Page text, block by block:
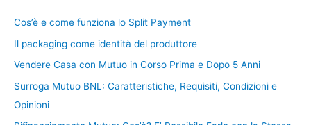
Cos’è e come funziona lo Split Payment
Il packaging come identità del produttore
Vendere Casa con Mutuo in Corso Prima e Dopo 5 Anni
Surroga Mutuo BNL: Caratteristiche, Requisiti, Condizioni e
Opinioni